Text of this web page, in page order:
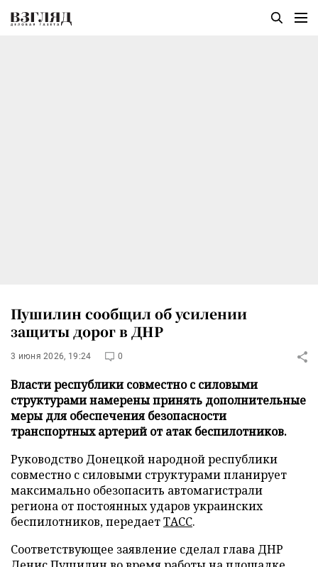
Пушилин сообщил об усилении
защиты дорог в ДНР
3 июня 2026, 19:24 0
Власти республики совместно с силовыми
структурами намерены принять дополнительные
меры для обеспечения безопасности
транспортных артерий от атак беспилотников.
Руководство Донецкой народной республики
совместно с силовыми структурами планирует
максимально обезопасить автомагистрали
региона от постоянных ударов украинских
беспилотников, передаетТАСС.
Соответствующее заявление сделал глава ДНР